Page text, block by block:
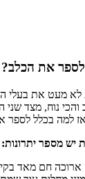
הכלב?
את בעלי
מצד שני המראה
לספר אותם?
חם מאד בקיץ,